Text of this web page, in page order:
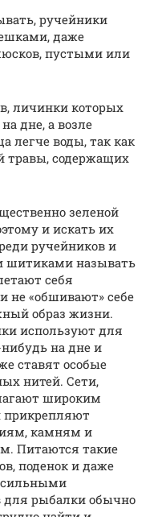
ручейники
даже
пустыми или
личинки которых
дне, а возле
легче воды, так как
травы, содержащих
зеленой
и искать их
ручейников и
шитиками называть
себя
не «обшивают» себе
образ жизни.
используют для
на дне и
ставят особые
нитей. Сети,
широким
прикрепляют
камням и
Питаются такие
поденок и даже
сильными
для рыбалки обычно